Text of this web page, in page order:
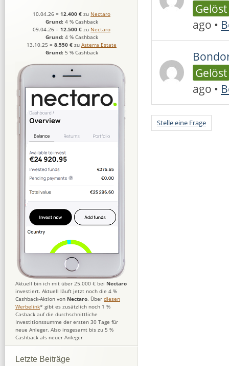
Gelöst
ago •
Gelöst
ago •
Stelle eine Frage
10.04.26 = 12.400 € zu Nectaro
Grund: 4 % Cashback
09.04.26 = 12.500 € zu Nectaro
Grund: 4 % Cashback
13.10.25 = 8.550 € zu Asterra Estate
Grund: 5 % Cashback
Aktuell bin ich mit über 25.000 € bei Nectaro
investiert. Aktuell läuft jetzt noch die 4 %
Cashback-Aktion von Nectaro. Über diesen
Werbelink* gibt es zusätzlich noch 1 %
Casback auf die durchschnittliche
Investitionssumme der ersten 30 Tage für
neue Anleger. Also insgesamt bis zu 5 %
Cashback als neuer Anleger
Letzte Beiträge